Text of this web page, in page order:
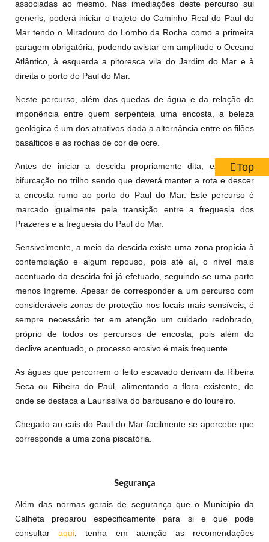
associadas ao mesmo. Nas imediações deste percurso sui
generis, poderá iniciar o trajeto do Caminho Real do Paul do
Mar tendo o Miradouro do Lombo da Rocha como a primeira
paragem obrigatória, podendo avistar em amplitude o Oceano
Atlântico, à esquerda a pitoresca vila do Jardim do Mar e à
direita o porto do Paul do Mar.
Neste percurso, além das quedas de água e da relação de
imponência entre quem serpenteia uma encosta, a beleza
geológica é um dos atrativos dada a alternância entre os filões
basálticos e as rochas de cor de ocre.
Antes de iniciar a descida propriamente dita, existe uma
bifurcação no trilho sendo que deverá manter a rota e descer
a encosta rumo ao porto do Paul do Mar. Este percurso é
marcado igualmente pela transição entre a freguesia dos
Prazeres e a freguesia do Paul do Mar.
Sensivelmente, a meio da descida existe uma zona propícia à
contemplação e algum repouso, pois até aí, o nível mais
acentuado da descida foi já efetuado, seguindo-se uma parte
menos íngreme. Apesar de corresponder a um percurso com
consideráveis zonas de proteção nos locais mais sensíveis, é
sempre necessário ter em atenção um cuidado redobrado,
próprio de todos os percursos de encosta, pois além do
declive acentuado, o processo erosivo é mais frequente.
As águas que percorrem o leito escavado derivam da Ribeira
Seca ou Ribeira do Paul, alimentando a flora existente, de
onde se destaca a Laurissilva do barbusano e do loureiro.
Chegado ao cais do Paul do Mar facilmente se apercebe que
corresponde a uma zona piscatória.
Segurança
Além das normas gerais de segurança que o Município da
Calheta preparou especificamente para si e que pode
consultaraqui , tenha em atenção as recomendações
Top